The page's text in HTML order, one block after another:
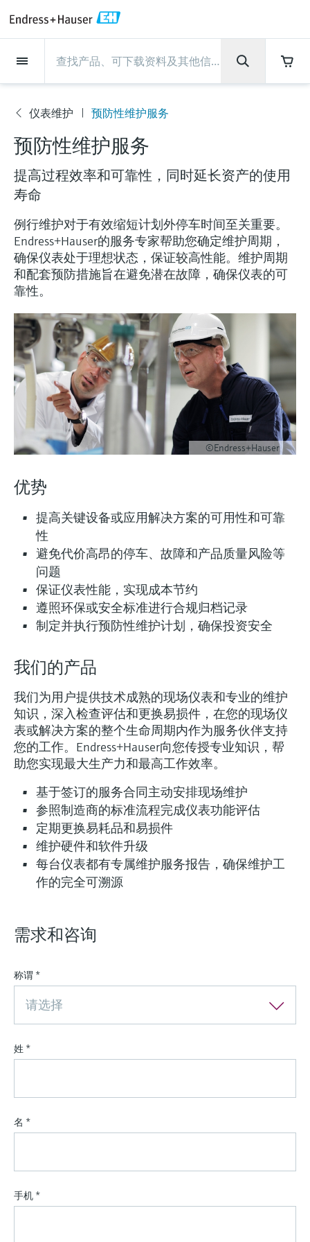
现场仪表
流量
物位测量
液体分析
温度测量
压力测量
系统产品
光学分析
Netilion IIoT
通过产品特性查找适当的测量设备、软件或
系统组件。
Applicator 选型和计算软件
通过应用参数查找、选择并配置产品
Device Viewer
查找产品具体信息和文档
备件查找工具
松查找所需备件。
流量
电磁流量计
科里奥利质量流量计
超声波流量计
涡街流量计
热式质量流量计
Differential pressure flow
measurement
选购全部
物位测量
雷达物位测量
Vibronic point level detection
导波雷达物位测量
超声波物位测量
电容物位测量
静压液位测量
Conductive level measurement
Float switch level measurement
放射线物位测量
阻旋料位开关
伺服液位测量
机电式物位测量
微波限位栅物位测量
Level measurement with pressure
选购全部
液体分析
pH电极和变送器
电导率传感器和变送器
浊度传感器和变送器
氯传感器和变送器
溶解氧传感器和变送器
实验室检测仪表和便携式pH计
全自动水质采样仪
TOC、COD和SAC分析仪
ORP电极和变送器
污泥界面传感器和变送器
营养盐分析仪和传感器
金属分析仪
光度计
微波传输测量原理
Memosens数字技术
选购全部
温度测量
温度变送器
工业温度计
保护套管
高温型温度计
卫生型温度计
紧凑型温度计
温度开关
表面温度计
线缆式温度计
多点温度计
选购全部
压力测量
绝压和表压测量
差压测量
选购全部
系统产品
数据管理仪&数据记录仪
过程测控仪
电源和安全栅
WirelessHART解决方案
网关和调制解调器
设备配置用平板电脑
能量管理仪和应用管理仪
浪涌保护器
选购全部
光学分析
TDLAS和QF分析仪
拉曼光谱分析仪
排放监测解决方案
颗粒测量设备
数字分析仪解决方案
过程气体分析仪
空气质量测量装置
烟雾探测器
视距测量仪
超高探测器
选购全部
Netilion IIoT
Netilion Value
Netilion Health
Netilion Analytics
Netilion Library
Netilion Inventory
Netilion Connect
Netilion Device Viewer
Netilion Water
服务产品
Project and commissioning services
技术支持服务
仪表维护
仪表性能优化服务
View all
Project and commissioning
services
仪表调试服务
Industrial Project Management
技术支持服务
远程技术支持
远程资产监控
Process Instrumentation Courses
仪表维护
验证服务
现场仪表校准服务
预防性维护服务
Repair of measuring instruments
仪表性能优化服务
校准报告分析
优化校准间隔时间
动态现场仪表评价和分析服务
行业应用
食品与饮料
水务和环境：保护 —— 节约 —— 提高
石油与天然气：促进能源转型，实
生命科学：创新技术助推卓越运营
化工：深化合作，助推可持续成功
电力与能源
采矿、矿物加工及冶金：打造可持
续的未来
公用工程：可靠使用蒸汽
数字化驱动流程工业转型升级
决策级过程透明度，赋能卓越运营
支持
快速获取服务支持！
技术支持中心 —— Endress+Hauser提供全方
位服务，与您相伴前行
下载区
搜索和下载技术手册, 宣传资料, 出版物, 软
学习
学习中心
学习中心 - 探索Endress+Hauser学习平台上
的指导课程与资源，随时随地提升技能。
活动和培训
根据需要，从培训、研讨会、展会、峰会或
在线研讨会等各种活动中灵活选择。
公司
Endress+Hauser集团
生产中心
集团实力
客户案例
新闻与案例
活动和培训
您的Endress+Hauser职业生涯
Endress+Hauser集团
公司概况
Endress+Hauser在中国
恩德斯豪斯科技中国
财务业绩
集团管理层
发展历程
文化与价值观
可持续发展
关联公司
生产中心
物位和压力测量
Endress+Hauser流量
Endress+Hauser 液体分析
温度+系统产品
Endress+Hauser 数字解决方案
Endress+Hauser 光学分析
Endress+Hauser SICK
Endress+Hauser Technology China
集团实力
过程安全性
网络安全性
过程自动化项目流程
My Endress+Hauser
建立电子采购流程，从容应对未来
需求
新闻与案例
新闻与案例总览
所有文章
新闻稿
事实速览
媒体活动
活动和培训
培训
研讨会
展览会
在线研讨会和回放
峰会
线下活动
查找市场活动及培训
您的Endress+Hauser职业生
涯
Explore open positions
在Endress+Hauser工作
更多工作机会
德国耶拿分析仪器公司的工作机会
IST创新传感器技术公司的工作机
会
Job opportunities at
Endress+Hauser SICK
务
产
品
仪表维护 预防性维护服务
预防性维护服务
提高过程效率和可靠性，同时延长资产的使用
寿命
例行维护对于有效缩短计划外停车时间至关重要。
Endress+Hauser的服务专家帮助您确定维护周期，
确保仪表处于理想状态，保证较高性能。维护周期
和配套预防措施旨在避免潜在故障，确保仪表的可
靠性。
©Endress+Hauser
优势
提高关键设备或应用解决方案的可用性和可靠
性
避免代价高昂的停车、故障和产品质量风险等
问题
保证仪表性能，实现成本节约
遵照环保或安全标准进行合规归档记录
制定并执行预防性维护计划，确保投资安全
我们的产品
我们为用户提供技术成熟的现场仪表和专业的维护
知识，深入检查评估和更换易损件，在您的现场仪
表或解决方案的整个生命周期内作为服务伙伴支持
您的工作。Endress+Hauser向您传授专业知识，帮
助您实现最大生产力和最高工作效率。
基于签订的服务合同主动安排现场维护
参照制造商的标准流程完成仪表功能评估
定期更换易耗品和易损件
维护硬件和软件升级
每台仪表都有专属维护服务报告，确保维护工
作的完全可溯源
需求和咨询
称谓 *
请选择
姓 *
名 *
手机 *